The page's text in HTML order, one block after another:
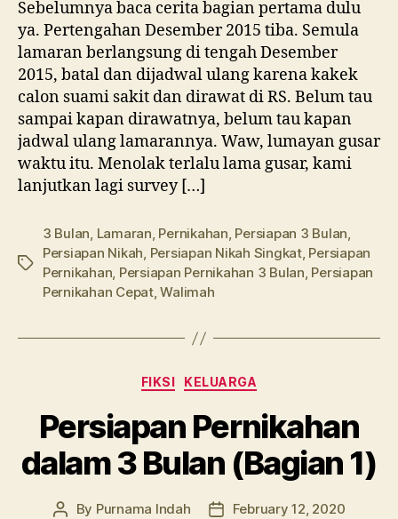
Sebelumnya baca cerita bagian pertama dulu
ya. Pertengahan Desember 2015 tiba. Semula
lamaran berlangsung di tengah Desember
2015, batal dan dijadwal ulang karena kakek
calon suami sakit dan dirawat di RS. Belum tau
sampai kapan dirawatnya, belum tau kapan
jadwal ulang lamarannya. Waw, lumayan gusar
waktu itu. Menolak terlalu lama gusar, kami
lanjutkan lagi survey […]
Tags
3 Bulan, Lamaran, Pernikahan, Persiapan 3 Bulan,
Persiapan Nikah, Persiapan Nikah Singkat, Persiapan
Pernikahan, Persiapan Pernikahan 3 Bulan, Persiapan
Pernikahan Cepat,Walimah
Categories
FIKSI KELUARGA
Persiapan Pernikahan
dalam 3 Bulan (Bagian 1)
Post
By Purnama Indah
PostFebruary 12, 2020